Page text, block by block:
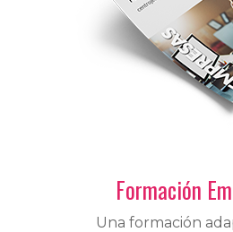
Formación
Una formación